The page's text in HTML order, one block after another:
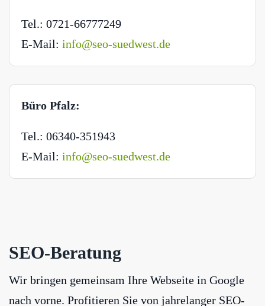
Tel.: 0721-66777249
E-Mail: info@seo-suedwest.de
Büro Pfalz:
Tel.: 06340-351943
E-Mail: info@seo-suedwest.de
SEO-Beratung
Wir bringen gemeinsam Ihre Webseite in Google
nach vorne. Profitieren Sie von jahrelanger SEO-